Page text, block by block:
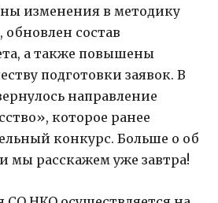
изменения в методику
состав
а также повышены
подготовки заявок. В
направление
которое ранее
конкурс. Больше о об
мы расскажем уже завтра!